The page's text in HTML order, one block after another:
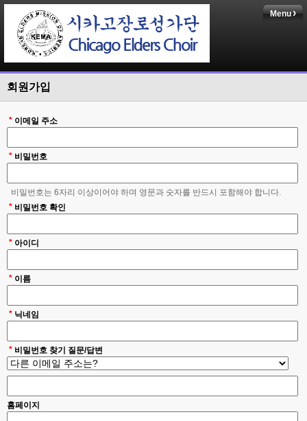
Menu
회원가입
이메일 주소
*
비밀번호
*
비밀번호는 6자리 이상이어야 하며 영문과 숫자를 반드시 포함해야 합니다.
비밀번호 확인
*
* 아이디
* 이름
* 닉네임
* 비밀번호 찾기 질문/답변
홈페이지